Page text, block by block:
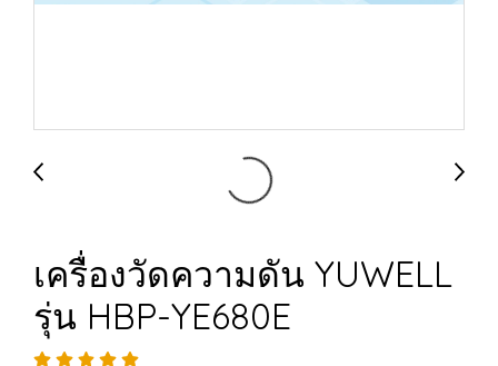
เครื่องวัดความดัน YUWELL
รุ่น HBP-YE680E